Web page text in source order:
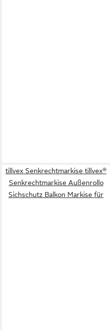
tillvex Senkrechtmarkise tillvex®
Senkrechtmarkise Außenrollo
Sichschutz Balkon Markise für